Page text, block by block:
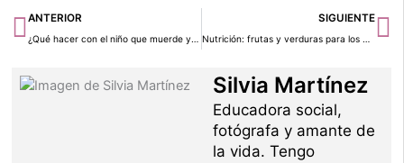
Ant
ANTERIOR
¿Qué hacer con el niño que muerde y araña?
SIGUIENTE
Nutrición: frutas y verduras para los niños
Silvia Martínez
Educadora social,
fotógrafa y amante de
la vida. Tengo